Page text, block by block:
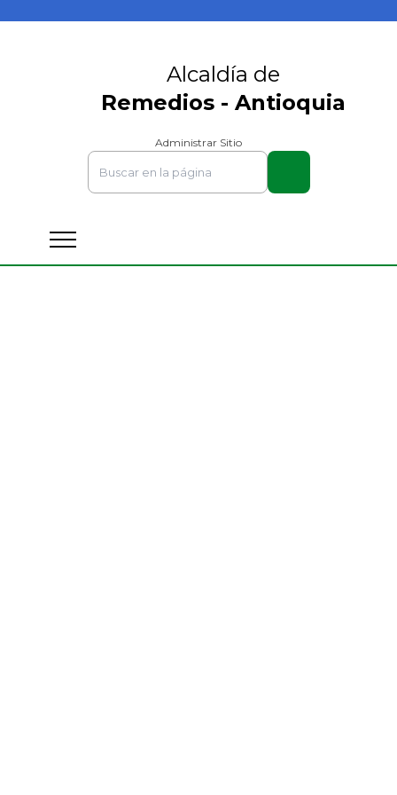
Alcaldía de
Remedios - Antioquia
Administrar Sitio